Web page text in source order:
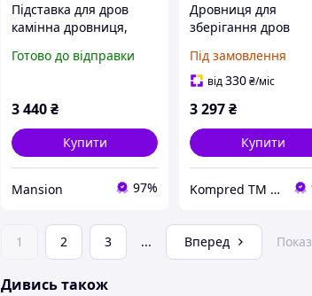
Підставка для дров
камінна дровниця,
дуги для зберігання
Готово до відправки
3 440₴
Купити
Mansion 97%
Дровниця для
зберігання дров
900х400х1320мм
Kompred OL466/4
Під замовлення
від330₴/міс
3 297₴
Купити
Kompred TM Виробниче підприємство
1 2 3 ... Вперед
Дивись також